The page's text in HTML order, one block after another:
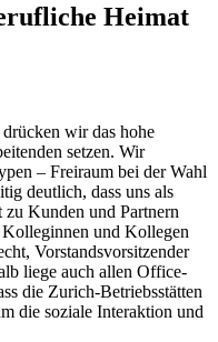
Heimat
wir das hohe
setzen. Wir
– Freiraum bei der Wahl
deutlich, dass uns als
Kunden und Partnern
und Kollegen
Vorstandsvorsitzender
liege auch allen Office-
die Zurich-Betriebsstätten
die soziale Interaktion und